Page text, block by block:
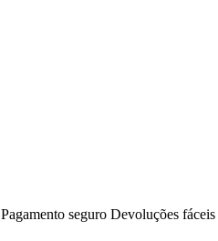
Pagamento seguro Devoluções fáceis